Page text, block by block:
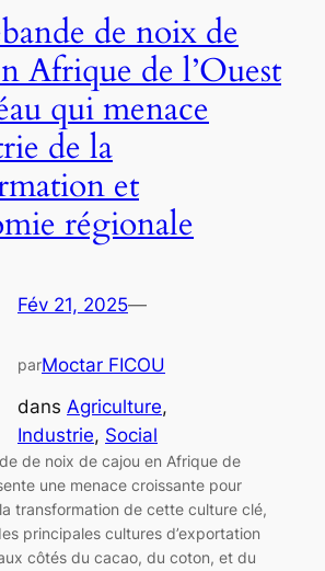
de noix de
Afrique de l’Ouest
qui menace
de la
et
régionale
Fév 21, 2025—
parMoctar FICOU
dans Agriculture
Industrie, Social
de noix de cajou en Afrique de
une menace croissante pour
transformation de cette culture clé,
principales cultures d’exportation
côtés du cacao, du coton, et du